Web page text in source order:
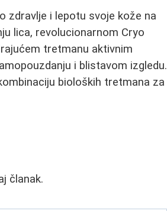
zdravlje i lepotu svoje kože na
lica, revolucionarnom Cryo
tretmanu aktivnim
i blistavom izgledu.
bioloških tretmana za
članak.